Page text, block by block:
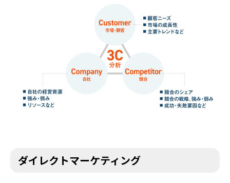
ダイレクトマーケティング